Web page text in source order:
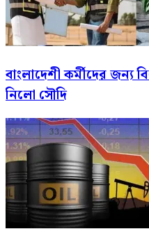
বাংলাদেশী কর্মীদের জন্য
নিলো সৌদি